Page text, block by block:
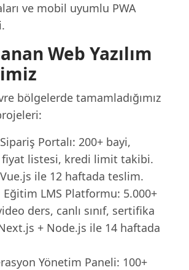
ve mobil uyumlu PWA
Web Yazılım
bölgelerde tamamladığımız
Portalı: 200+ bayi,
listesi, kredi limit takibi.
ile 12 haftada teslim.
LMS Platformu: 5.000+
ders, canlı sınıf, sertifika
+ Node.js ile 14 haftada
Yönetim Paneli: 100+